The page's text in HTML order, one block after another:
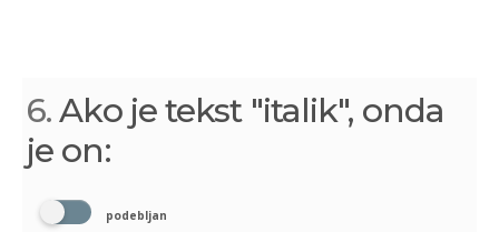
6.Ako je tekst "italik", onda
je on:
podebljan